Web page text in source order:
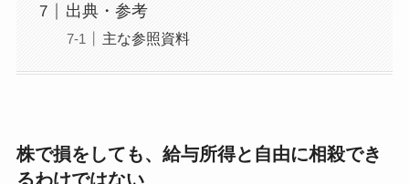
出典・参考
主な参照資料
株で損をしても、給与所得と自由に相殺でき
るわけではない